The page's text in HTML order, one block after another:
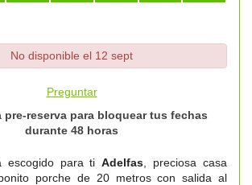
No disponible el 12 sept
Preguntar
pre-reserva para bloquear tus fechas
durante 48 horas
escogido para tiAdelfas , preciosa casa
porche de 20 metros con salida al